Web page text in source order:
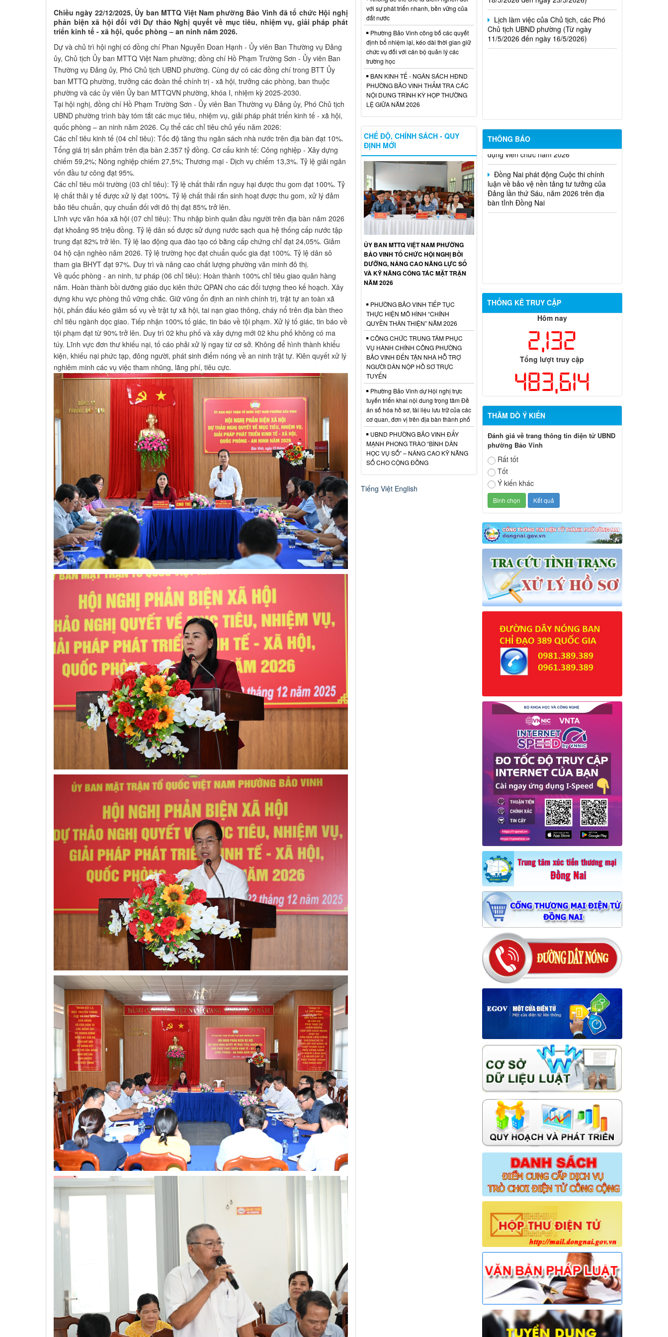
Chiều ngày 22/12/2025, Ủy ban MTTQ Việt Nam phường Bảo Vinh đã tổ chức Hội nghị
phản biện xã hội đối với Dự thảo Nghị quyết về mục tiêu, nhiệm vụ, giải pháp phát
triển kinh tế - xã hội, quốc phòng – an ninh năm 2026.
Dự và chủ trì hội nghị có đồng chí Phan Nguyễn Đoan Hạnh - Ủy viên Ban Thường vụ Đảng
ủy, Chủ tịch Ủy ban MTTQ Việt Nam phường; đồng chí Hồ Phạm Trường Sơn - Ủy viên Ban
Thường vụ Đảng ủy, Phó Chủ tịch UBND phường. Cùng dự có các đồng chí trong BTT Ủy
ban MTTQ phường, trưởng các đoàn thể chính trị - xã hội, trưởng các phòng, ban thuộc
phường và các ủy viên Ủy ban MTTQVN phường, khóa I, nhiệm kỳ 2025-2030.
Tại hội nghị, đồng chí Hồ Phạm Trường Sơn - Ủy viên Ban Thường vụ Đảng ủy, Phó Chủ tịch
UBND phường trình bày tóm tắt các mục tiêu, nhiệm vụ, giải pháp phát triển kinh tế - xã hội,
quốc phòng – an ninh năm 2026. Cụ thể các chỉ tiêu chủ yếu năm 2026:
Các chỉ tiêu kinh tế (04 chỉ tiêu): Tốc độ tăng thu ngân sách nhà nước trên địa bàn đạt 10%.
Tổng giá trị sản phẩm trên địa bàn 2.357 tỷ đồng. Cơ cấu kinh tế: Công nghiệp - Xây dựng
chiếm 59,2%; Nông nghiệp chiếm 27,5%; Thương mại - Dịch vụ chiểm 13,3%. Tỷ lệ giải ngân
vốn đầu tư công đạt 95%.
Các chỉ tiêu môi trường (03 chỉ tiêu): Tỷ lệ chất thải rắn nguy hại được thu gom đạt 100%. Tỷ
lệ chất thải y tế được xử lý đạt 100%. Tỷ lệ chất thải rắn sinh hoạt được thu gom, xử lý đảm
bảo tiêu chuẩn, quy chuẩn đối với đô thị đạt 85% trở lên.
Lĩnh vực văn hóa xã hội (07 chỉ tiêu): Thu nhập bình quân đầu người trên địa bàn năm 2026
đạt khoảng 95 triệu đồng. Tỷ lệ dân số được sử dụng nước sạch qua hệ thống cấp nước tập
trung đạt 82% trở lên. Tỷ lệ lao động qua đào tạo có bằng cấp chứng chỉ đạt 24,05%. Giảm
04 hộ cận nghèo năm 2026. Tỷ lệ trường học đạt chuẩn quốc gia đạt 100%. Tỷ lệ dân sô
tham gia BHYT đạt 97%. Duy trì và nâng cao chất lượng phường văn minh đô thị.
Về quốc phòng - an ninh, tư pháp (06 chỉ tiêu): Hoàn thành 100% chỉ tiêu giao quân hàng
năm. Hoàn thành bồi dưỡng giáo dục kiên thức QPAN cho các đổi tượng theo kế hoạch. Xây
dựng khu vực phòng thủ vững chắc. Giữ vũng ổn định an ninh chính trị, trật tự an toàn xã
hội, phấn đấu kéo giảm số vụ về trật tự xã hội, tai nạn giao thông, cháy nổ trên địa bàn theo
chỉ tiêu ngành dọc giao. Tiếp nhận 100% tố giác, tin báo về tội phạm. Xử lý tố giác, tin báo về
tội phạm đạt từ 90% trở lên. Duy trì 02 khu phố và xây dựng mới 02 khu phố không có ma
túy. Lĩnh vực đơn thư khiếu nại, tố cáo phải xử lý ngay từ cơ sở. Không để hình thành khiểu
kiện, khiếu nại phức tạp, đông người, phát sinh điểm nóng về an ninh trật tự. Kiên quyết xử lý
nghiêm minh các vụ việc tham nhũng, lãng phí, tiêu cực.
Chủ tịch UBND phường (Từ ngày
11/5/2026 đến ngày 16/5/2026)
THÔNG BÁO
Trung tâm dịch việc làm thành phố
Phường Bảo Vinh thông báo tuyển
dụng viên chức năm 2026
Đồng Nai phát động Cuộc thi chính
luận về bảo vệ nền tảng tư tưởng của
Đảng lần thứ Sáu, năm 2026 trên địa
bàn tỉnh Đồng Nai
THỐNG KÊ TRUY CẬP
Hôm nay
2,132
Tổng lượt truy cập
483,614
THĂM DÒ Ý KIẾN
Đánh giá về trang thông tin điện tử UBND
phường Bảo Vinh
Rất tốt
Tốt
Ý kiến khác
với sự phát triển nhanh, bền vững của
đất nước
Phường Bảo Vinh công bố các quyết
định bổ nhiệm lại, kéo dài thời gian giữ
chức vụ đối với cán bộ quản lý các
trường học
BAN KINH TẾ - NGÂN SÁCH HĐND
PHƯỜNG BẢO VINH THẨM TRA CÁC
NỘI DUNG TRÌNH KỲ HỌP THƯỜNG
LỆ GIỮA NĂM 2026
CHẾ ĐỘ, CHÍNH SÁCH - QUY
ĐỊNH MỚI
ỦY BAN MTTQ VIỆT NAM PHƯỜNG
BẢO VINH TỔ CHỨC HỘI NGHỊ BỒI
DƯỠNG, NÂNG CAO NĂNG LỰC SỐ
VÀ KỸ NĂNG CÔNG TÁC MẶT TRẬN
NĂM 2026
PHƯỜNG BẢO VINH TIẾP TỤC
THỰC HIỆN MÔ HÌNH “CHÍNH
QUYỀN THÂN THIỆN” NĂM 2026
CÔNG CHỨC TRUNG TÂM PHỤC
VỤ HÀNH CHÍNH CÔNG PHƯỜNG
BẢO VINH ĐẾN TẬN NHÀ HỖ TRỢ
NGƯỜI DÂN NỘP HỒ SƠ TRỰC
TUYẾN
Phường Bảo Vinh dự Hội nghị trực
tuyến triển khai nội dung trọng tâm Đề
án số hóa hồ sơ, tài liệu lưu trữ của các
cơ quan, đơn vị trên địa bàn thành phố
UBND PHƯỜNG BẢO VINH ĐẨY
MẠNH PHONG TRÀO “BÌNH DÂN
HỌC VỤ SỐ” – NÂNG CAO KỸ NĂNG
SỐ CHO CỘNG ĐỒNG
Tiếng Việt English